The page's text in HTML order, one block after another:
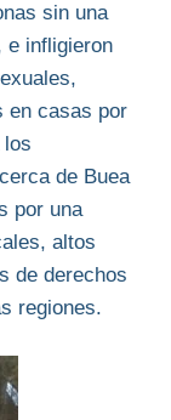
sin una
e infligieron
en casas por
de Buea
por una
altos
de derechos
regiones.